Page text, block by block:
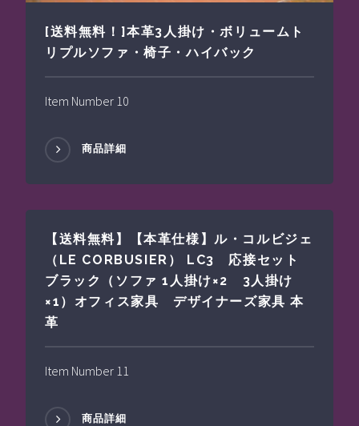
[送料無料！]本革3人掛け・ボリュームト
リプルソファ・椅子・ハイバック
Item Number 10
商品詳細
【送料無料】【本革仕様】ル・コルビジェ
（LE CORBUSIER） LC3 応接セット
ブラック（ソファ 1人掛け×2 3人掛け
×1）オフィス家具 デザイナーズ家具 本
革
Item Number 11
商品詳細